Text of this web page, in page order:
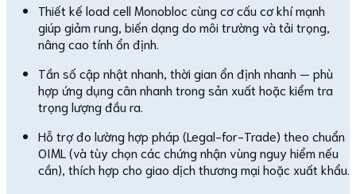
Thiết kế load cell Monobloc cùng cơ cấu cơ khí mạnh
giúp giảm rung, biến dạng do môi trường và tải trọng,
nâng cao tính ổn định.
Tần số cập nhật nhanh, thời gian ổn định nhanh — phù
hợp ứng dụng cân nhanh trong sản xuất hoặc kiểm tra
trọng lượng đầu ra.
Hỗ trợ đo lường hợp pháp (Legal-for-Trade) theo chuẩn
OIML (và tùy chọn các chứng nhận vùng nguy hiểm nếu
cần), thích hợp cho giao dịch thương mại hoặc xuất khẩu.